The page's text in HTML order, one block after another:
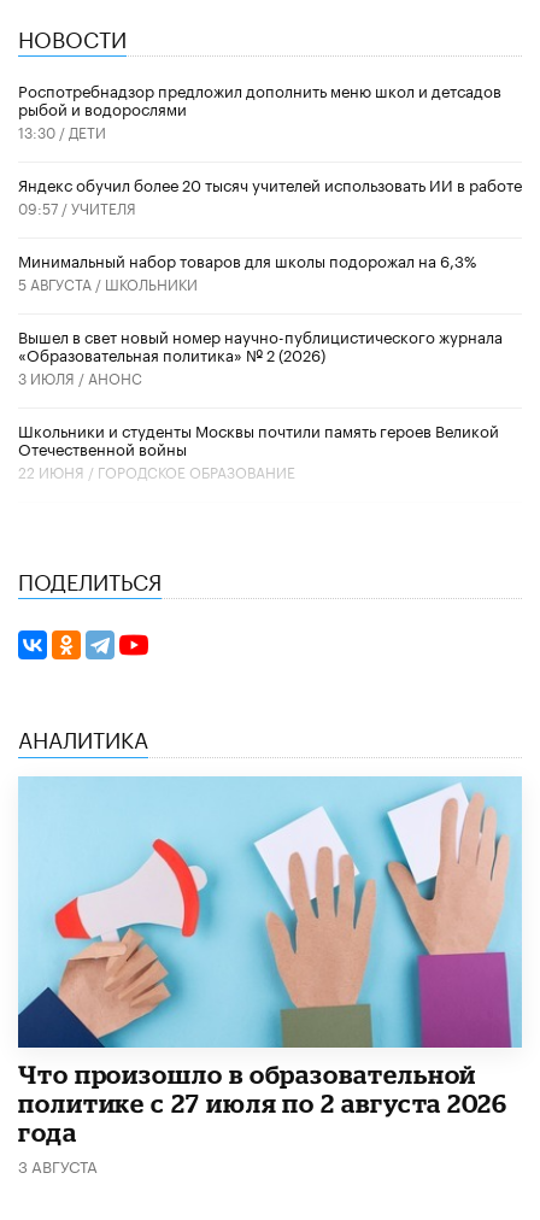
НОВОСТИ
Роспотребнадзор предложил дополнить меню школ и детсадов
рыбой и водорослями
13:30 / ДЕТИ
​Яндекс обучил более 20 тысяч учителей использовать ИИ в работе
09:57 /УЧИТЕЛЯ
Минимальный набор товаров для школы подорожал на 6,3%
5 АВГУСТА / ШКОЛЬНИКИ
Вышел в свет новый номер научно-публицистического журнала
«Образовательная политика» № 2 (2026)
3 ИЮЛЯ / АНОНС
Школьники и студенты Москвы почтили память героев Великой
Отечественной войны
22 ИЮНЯ / ГОРОДСКОЕ ОБРАЗОВАНИЕ
ПОДЕЛИТЬСЯ
АНАЛИТИКА
​Что произошло в образовательной
политике с 27 июля по 2 августа 2026
года
3 АВГУСТА